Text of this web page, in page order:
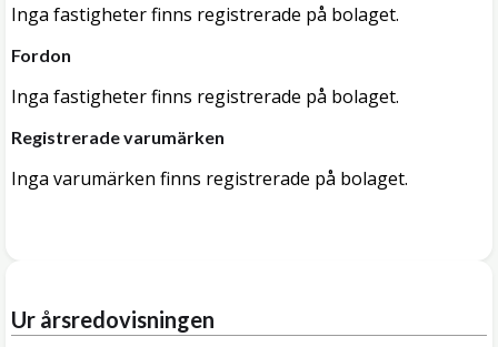
Inga fastigheter finns registrerade på bolaget.
Fordon
Inga fastigheter finns registrerade på bolaget.
Registrerade varumärken
Inga varumärken finns registrerade på bolaget.
Ur årsredovisningen